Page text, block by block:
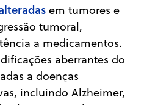
em tumores e
tumoral,
a medicamentos.
aberrantes do
a doenças
incluindo Alzheimer,